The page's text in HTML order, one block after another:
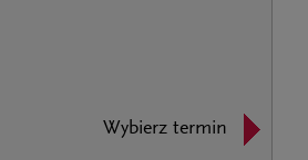
Wybierz termin